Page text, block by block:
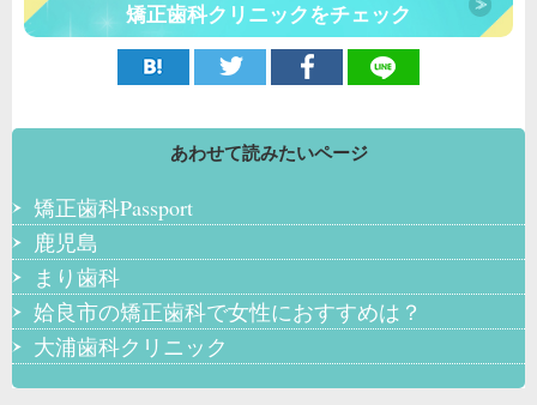
矯正歯科クリニックをチェック
あわせて読みたいページ
矯正歯科Passport
鹿児島
まり歯科
姶良市の矯正歯科で女性におすすめは？
大浦歯科クリニック